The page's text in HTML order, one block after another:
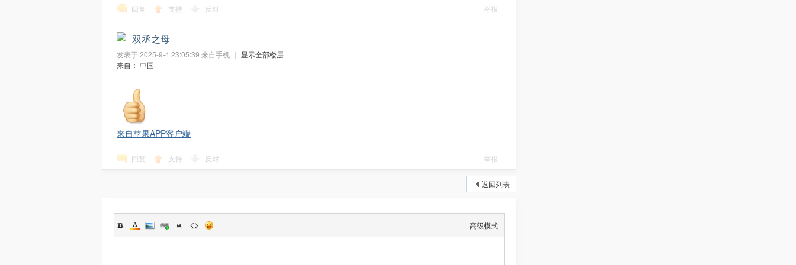
回复 支持 反对 举报
双丞之母
发表于 2025-9-4 23:05:39 来自手机 | 显示全部楼层
来自： 中国
来自苹果APP客户端
回复 支持 反对 举报
返回列表
高级模式